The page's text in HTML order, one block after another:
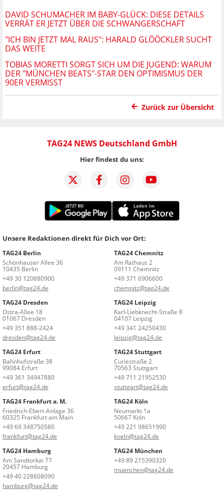
DAVID SCHUMACHER IM BABY-GLÜCK: DIESE DETAILS
VERRÄT ER JETZT ÜBER DIE SCHWANGERSCHAFT
"ICH BIN JETZT MAL RAUS": HARALD GLÖÖCKLER SUCHT
DAS WEITE
TOBIAS MORETTI SORGT SICH UM DIE JUGEND: WARUM
DER "MÜNCHEN BEATS"-STAR DEN OPTIMISMUS DER
90ER VERMISST
Zurück zur Übersicht
TAG24 NEWS Deutschland GmbH
Hier findest du uns:
Unsere Redaktionen direkt für Dich vor Ort:
TAG24 Berlin
Schönhauser Allee 36
10435 Berlin
+49 30 120880900
berlin@tag24.de
TAG24 Chemnitz
Am Rathaus 2
09111 Chemnitz
+49 371 6906600
chemnitz@tag24.de
TAG24 Dresden
Ostra-Allee 18
01067 Dresden
+49 351 888-2424
dresden@tag24.de
TAG24 Leipzig
Karl-Liebknecht-Straße 8
04107 Leipzig
+49 341 24250430
leipzig@tag24.de
TAG24 Erfurt
Bahnhofstraße 38
99084 Erfurt
+49 361 34947880
erfurt@tag24.de
TAG24 Stuttgart
Curiestraße 2
70563 Stuttgart
+49 711 21952530
stuttgart@tag24.de
TAG24 Frankfurt a. M.
Friedrich-Ebert-Anlage 36
60325 Frankfurt am Main
+49 69 348750580
frankfurt@tag24.de
TAG24 Köln
Neumarkt 1a
50667 Köln
+49 221 98651990
koeln@tag24.de
TAG24 Hamburg
Am Sandtorkai 77
20457 Hamburg
+49 40 228608090
hamburg@tag24.de
TAG24 München
+49 89 215390320
muenchen@tag24.de